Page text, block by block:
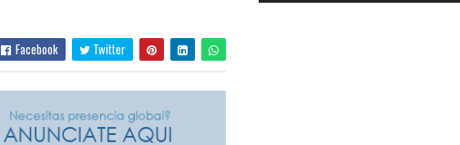
Facebook Twitter